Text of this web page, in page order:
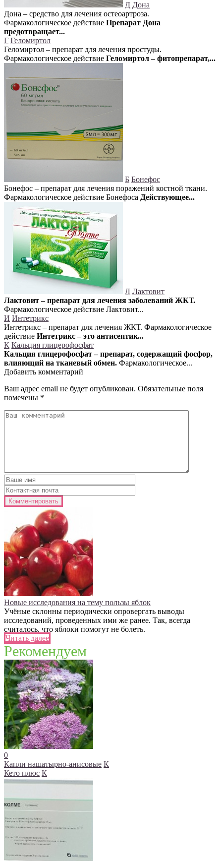
Д Дона
Дона – средство для лечения остеоартроза.
Фармакологическое действие Препарат Дона
предотвращает...
Г Геломиртол
Геломиртол – препарат для лечения простуды.
Фармакологическое действие Геломиртол – фитопрепарат,...
Б Бонефос
Бонефос – препарат для лечения поражений костной ткани.
Фармакологическое действие Бонефоса Действующее...
Л Лактовит
Лактовит – препарат для лечения заболеваний ЖКТ.
Фармакологическое действие Лактовит...
И Интетрикс
Интетрикс – препарат для лечения ЖКТ. Фармакологическое
действие Интетрикс – это антисептик...
К Кальция глицерофосфат
Кальция глицерофосфат – препарат, содержащий фосфор,
влияющий на тканевый обмен. Фармакологическое...
Добавить комментарий
Ваш адрес email не будет опубликован. Обязательные поля
помечены *
Новые исследования на тему пользы яблок
Учёные склонны периодически опровергать выводы
исследований, проведенных ими же ранее. Так, всегда
считалось, что яблоки помогут не болеть.
Читать далее
Рекомендуем
0
Капли нашатырно-анисовые К
Кето плюс К